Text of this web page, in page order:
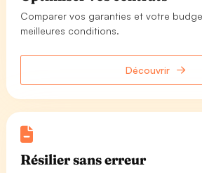
Comparer vos garanties et votre
meilleures conditions.
Découvrir
Résilier sans erreur